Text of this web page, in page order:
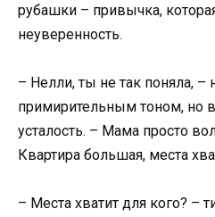
рубашки – привычка,
неуверенность.
– Нелли, ты не так поняла, –
примирительным тоном, но
усталость. – Мама просто
Квартира большая, места
– Места хватит для кого? –